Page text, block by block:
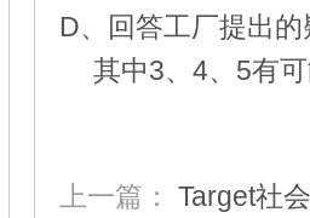
D、回答工厂提出的
其中3、 4、 5有
上一篇： Target社